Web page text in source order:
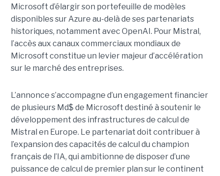
Microsoft d’élargir son portefeuille de modèles
disponibles sur Azure au-delà de ses partenariats
historiques, notamment avec OpenAI. Pour Mistral,
l’accès aux canaux commerciaux mondiaux de
Microsoft constitue un levier majeur d’accélération
sur le marché des entreprises.
L’annonce s’accompagne d’un engagement financier
de plusieurs Md$ de Microsoft destiné à soutenir le
développement des infrastructures de calcul de
Mistral en Europe. Le partenariat doit contribuer à
l’expansion des capacités de calcul du champion
français de l’IA, qui ambitionne de disposer d’une
puissance de calcul de premier plan sur le continent